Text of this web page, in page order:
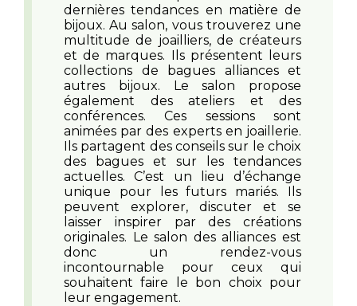
dernières tendances en matière de
bijoux. Au salon, vous trouverez une
multitude de joailliers, de créateurs
et de marques. Ils présentent leurs
collections de bagues alliances et
autres bijoux. Le salon propose
également des ateliers et des
conférences. Ces sessions sont
animées par des experts en joaillerie.
Ils partagent des conseils sur le choix
des bagues et sur les tendances
actuelles. C’est un lieu d’échange
unique pour les futurs mariés. Ils
peuvent explorer, discuter et se
laisser inspirer par des créations
originales. Le salon des alliances est
donc un rendez-vous
incontournable pour ceux qui
souhaitent faire le bon choix pour
leur engagement.